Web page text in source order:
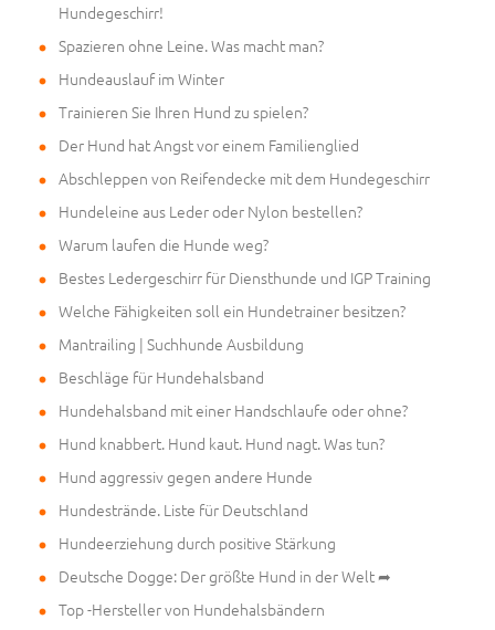
Hundegeschirr!
Spazieren ohne Leine. Was macht man?
Hundeauslauf im Winter
Trainieren Sie Ihren Hund zu spielen?
Der Hund hat Angst vor einem Familienglied
Abschleppen von Reifendecke mit dem Hundegeschirr
Hundeleine aus Leder oder Nylon bestellen?
Warum laufen die Hunde weg?
Bestes Ledergeschirr für Diensthunde und IGP Training
Welche Fähigkeiten soll ein Hundetrainer besitzen?
Mantrailing | Suchhunde Ausbildung
Beschläge für Hundehalsband
Hundehalsband mit einer Handschlaufe oder ohne?
Hund knabbert. Hund kaut. Hund nagt. Was tun?
Hund aggressiv gegen andere Hunde
Hundestrände. Liste für Deutschland
Hundeerziehung durch positive Stärkung
Deutsche Dogge: Der größte Hund in der Welt ➦
Top -Hersteller von Hundehalsbändern